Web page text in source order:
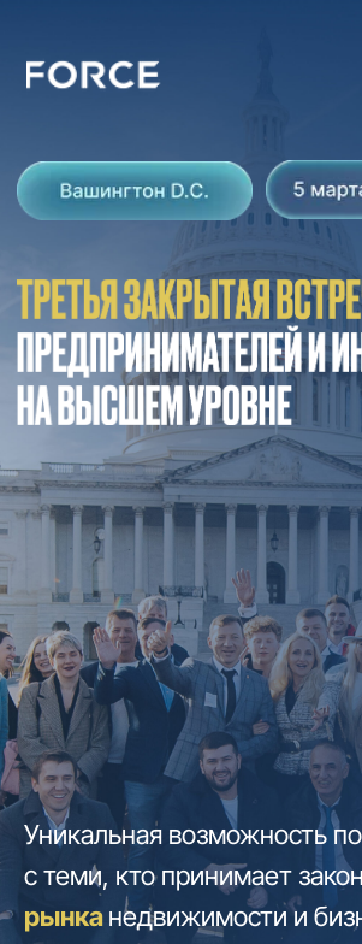
Всего - 100 мест
Уникальная возможность пообщаться
с теми, кто принимает законы, будущее
рынканедвижимости и бизнеса и
получить награды и Референс листы
от первых лиц
Америки!
Оставить заявку